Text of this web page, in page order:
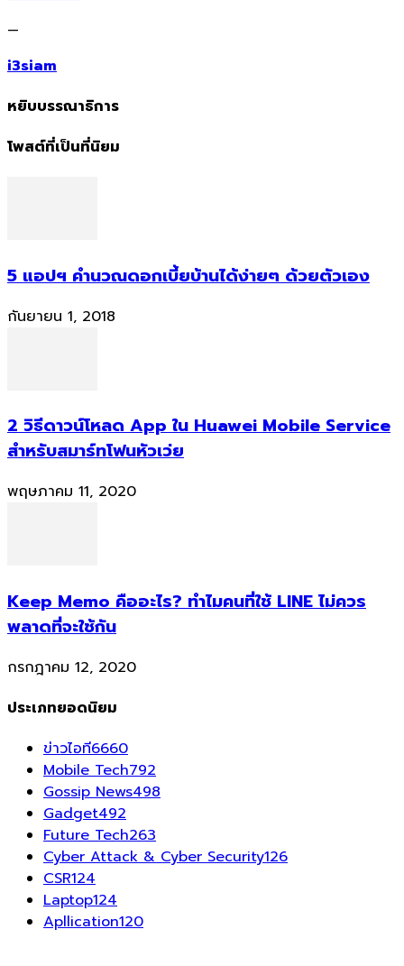
—
i3siam
หยิบบรรณาธิการ
โพสต์ที่เป็นที่นิยม
5 แอปฯ คำนวณดอกเบี้ยบ้านได้ง่ายๆ ด้วยตัวเอง
กันยายน 1, 2018
2 วิธีดาวน์โหลด App ใน Huawei Mobile Service
สำหรับสมาร์ทโฟนหัวเว่ย
พฤษภาคม 11, 2020
Keep Memo คืออะไร? ทำไมคนที่ใช้ LINE ไม่ควร
พลาดที่จะใช้กัน
กรกฎาคม 12, 2020
ประเภทยอดนิยม
ข่าวไอที6660
Mobile Tech792
Gossip News498
Gadget492
Future Tech263
Cyber Attack & Cyber Security126
CSR124
Laptop124
Apllication120